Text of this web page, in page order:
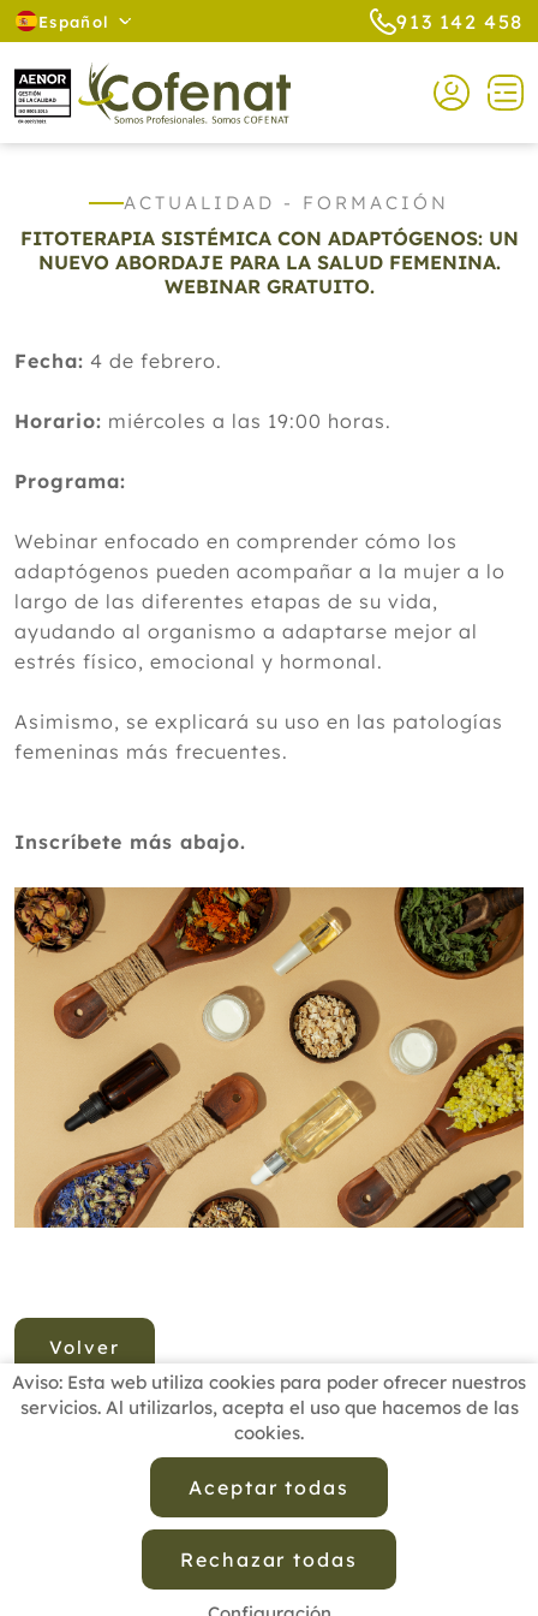
Español 913 142 458
ACTUALIDAD - FORMACIÓN
FITOTERAPIA SISTÉMICA CON ADAPTÓGENOS: UN
NUEVO ABORDAJE PARA LA SALUD FEMENINA.
WEBINAR GRATUITO.
Fecha: 4 de febrero.
Horario: miércoles a las 19:00 horas.
Programa:
Webinar enfocado en comprender cómo los
adaptógenos pueden acompañar a la mujer a lo
largo de las diferentes etapas de su vida,
ayudando al organismo a adaptarse mejor al
estrés físico, emocional y hormonal.
Asimismo, se explicará su uso en las patologías
femeninas más frecuentes.
Inscríbete más abajo.
Volver
Aviso: Esta web utiliza cookies para poder ofrecer nuestros
servicios. Al utilizarlos, acepta el uso que hacemos de las
cookies.
Aceptar todas
Rechazar todas
BUSCADOR PROFESIONALES
ESCUELAS RECOMENDADAS
CONTACTO
Política de Privacidad de Datos
Política de Calidad
Política de Cookies
Configuración de Cookies